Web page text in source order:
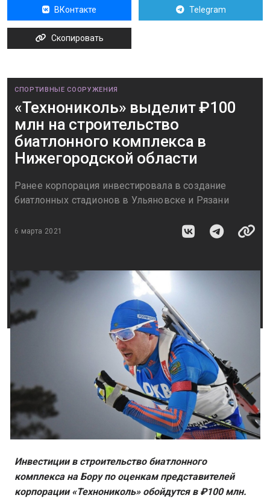
ВКонтакте Telegram
Скопировать
СПОРТИВНЫЕ СООРУЖЕНИЯ
«Технониколь» выделит ₽100
млн на строительство
биатлонного комплекса в
Нижегородской области
Ранее корпорация инвестировала в создание
биатлонных стадионов в Ульяновске и Рязани
6 марта 2021
Инвестиции в строительство биатлонного
комплекса на Бору по оценкам представителей
корпорации «Технониколь» обойдутся в ₽100 млн.